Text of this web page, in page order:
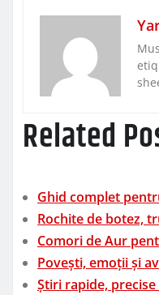
Related
Ghid complet
Rochite de botez,
Comori de Aur
Povești, emoții și
Știri rapide,